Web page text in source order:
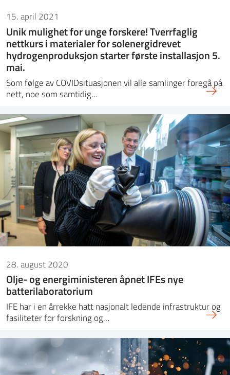
15. april 2021
Unik mulighet for unge forskere! Tverrfaglig
nettkurs i materialer for solenergidrevet
hydrogenproduksjon starter første installasjon 5.
mai.
Som følge av COVIDsituasjonen vil alle samlinger foregå på
nett, noe som samtidig…
28. august 2020
Olje- og energiministeren åpnet IFEs nye
batterilaboratorium
IFE har i en årrekke hatt nasjonalt ledende infrastruktur og
fasiliteter for forskning og…